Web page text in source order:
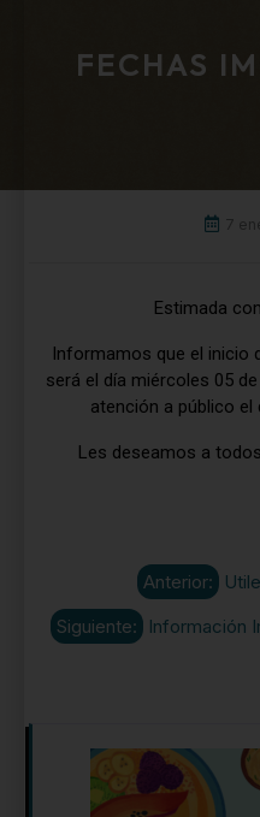
FECHAS
7
Estimada
Informamos que el inicio
será el día miércoles 05
atención a público el
Les deseamos a
Anterior:
Siguiente:
Información